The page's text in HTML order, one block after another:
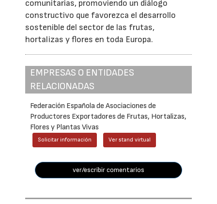
comunitarias, promoviendo un diálogo
constructivo que favorezca el desarrollo
sostenible del sector de las frutas,
hortalizas y flores en toda Europa.
EMPRESAS O ENTIDADES
RELACIONADAS
Federación Española de Asociaciones de
Productores Exportadores de Frutas, Hortalizas,
Flores y Plantas Vivas
Solicitar información Ver stand virtual
ver/escribir comentarios